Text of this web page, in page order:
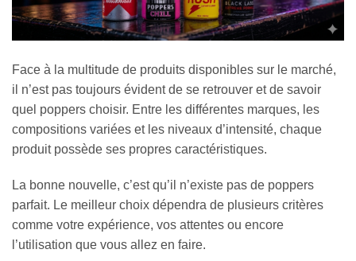
Face à la multitude de produits disponibles sur le marché,
il n’est pas toujours évident de se retrouver et de savoir
quel poppers choisir. Entre les différentes marques, les
compositions variées et les niveaux d’intensité, chaque
produit possède ses propres caractéristiques.
La bonne nouvelle, c’est qu’il n’existe pas de poppers
parfait. Le meilleur choix dépendra de plusieurs critères
comme votre expérience, vos attentes ou encore
l’utilisation que vous allez en faire.